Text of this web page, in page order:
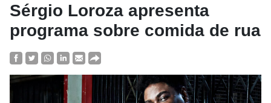
Sérgio Loroza apresenta
programa sobre comida de rua